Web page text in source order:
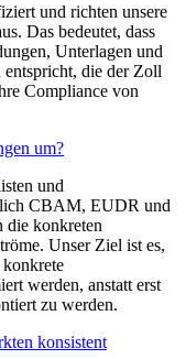
und richten unsere
Das bedeutet, dass
Unterlagen und
die der Zoll
Compliance von
um?
und
CBAM, EUDR und
die konkreten
Unser Ziel ist es,
werden, anstatt erst
zu werden.
konsistent